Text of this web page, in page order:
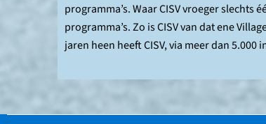
programma’s. Waar CISV vroeger
programma’s. Zo is CISV van dat ene
jaren heen heeft CISV, via meer dan